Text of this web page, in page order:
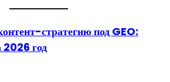
стратегию под GEO:
год